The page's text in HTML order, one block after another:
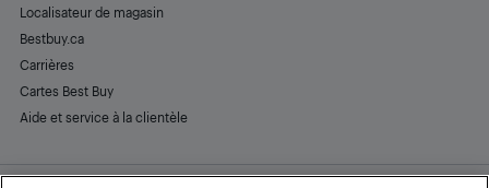
Localisateur de magasin
Bestbuy.ca
Carrières
Cartes Best Buy
Aide et service à la clientèle